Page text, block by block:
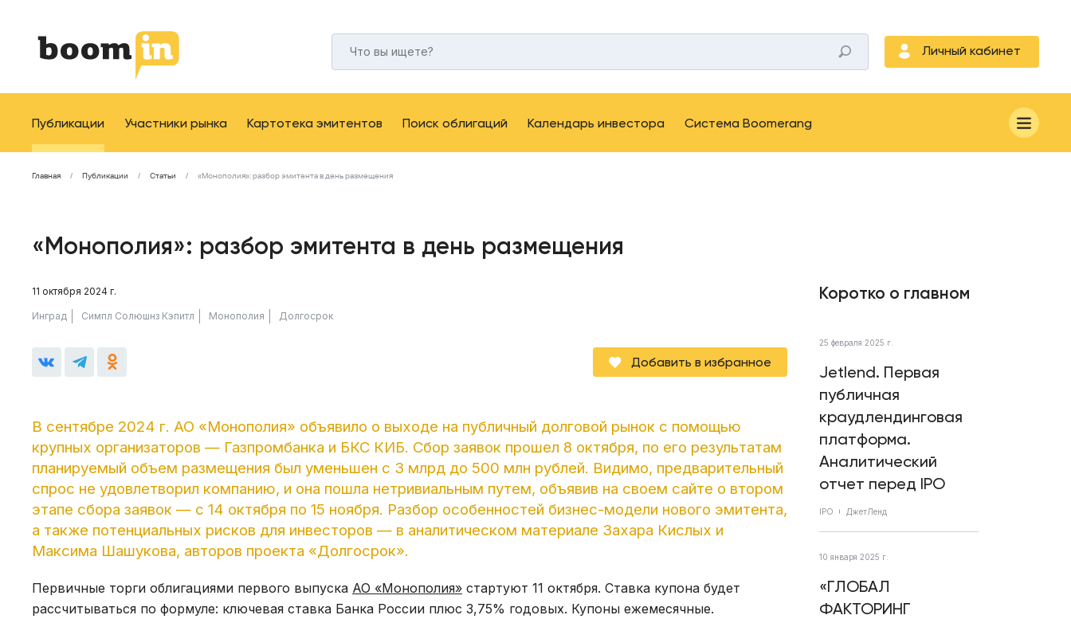
Личный кабинет
Публикации Участники рынка Картотека эмитентов Поиск облигаций Календарь инвестора Система Boomerang
Главная Публикации Статьи «Монополия»: разбор эмитента в день размещения
«Монополия»: разбор эмитента в день размещения
11 октября 2024 г.
Инград Симпл Солюшнз Кэпитл Монополия Долгосрок
Добавить в избранное
В сентябре 2024 г. АО «Монополия» объявило о выходе на публичный долговой рынок с помощью
крупных организаторов — Газпромбанка и БКС КИБ. Сбор заявок прошел 8 октября, по его результатам
планируемый объем размещения был уменьшен с 3 млрд до 500 млн рублей. Видимо, предварительный
спрос не удовлетворил компанию, и она пошла нетривиальным путем, объявив на своем сайте о втором
этапе сбора заявок — с 14 октября по 15 ноября. Разбор особенностей бизнес-модели нового эмитента,
а также потенциальных рисков для инвесторов — в аналитическом материале Захара Кислых и
Максима Шашукова, авторов проекта «Долгосрок».
Первичные торги облигациями первого выпуска АО «Монополия» стартуют 11 октября. Ставка купона будет
рассчитываться по формуле: ключевая ставка Банка России плюс 3,75% годовых. Купоны ежемесячные.
Коротко о главном
25 февраля 2025 г.
Jetlend. Первая
публичная
краудлендинговая
платформа.
Аналитический
отчет перед IPO
IPO ДжетЛенд
10 января 2025 г.
«ГЛОБАЛ
ФАКТОРИНГ